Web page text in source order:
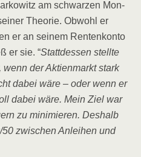
am schwar­zen Mon­
Theo­rie. Obwohl er
er an sei­nem Ren­ten­kon­to
er sie. “Statt­des­sen stell­te
der Akti­en­markt stark
dabei wäre – oder wenn er
dabei wäre. Mein Ziel war
zu mini­mie­ren. Des­halb
zwi­schen Anlei­hen und